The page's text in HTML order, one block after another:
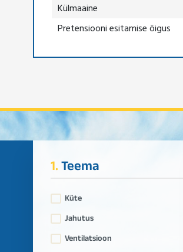
Külmaaine
Pretensiooni esitamise õigus
1.Teema
Küte
Jahutus
Ventilatsioon